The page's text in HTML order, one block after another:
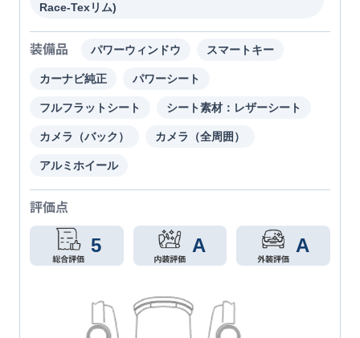
Race-Texリム)
装備品 パワーウィンドウ スマートキー
カーナビ純正 パワーシート
フルフラットシート シート素材：レザーシート
カメラ（バック） カメラ（全周囲）
アルミホイール
評価点
5 A A